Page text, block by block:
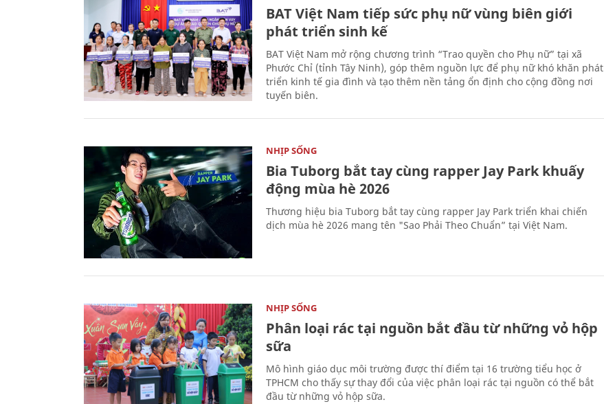
BAT Việt Nam tiếp sức phụ nữ vùng biên giới
phát triển sinh kế
BAT Việt Nam mở rộng chương trình “Trao quyền cho Phụ nữ” tại xã
Phước Chỉ (tỉnh Tây Ninh), góp thêm nguồn lực để phụ nữ khó khăn phát
triển kinh tế gia đình và tạo thêm nền tảng ổn định cho cộng đồng nơi
tuyến biên.
NHỊP SỐNG
Bia Tuborg bắt tay cùng rapper Jay Park khuấy
động mùa hè 2026
Thương hiệu bia Tuborg bắt tay cùng rapper Jay Park triển khai chiến
dịch mùa hè 2026 mang tên "Sao Phải Theo Chuẩn” tại Việt Nam.
NHỊP SỐNG
Phân loại rác tại nguồn bắt đầu từ những vỏ hộp
sữa
Mô hình giáo dục môi trường được thí điểm tại 16 trường tiểu học ở
TPHCM cho thấy sự thay đổi của việc phân loại rác tại nguồn có thể bắt
đầu từ những vỏ hộp sữa.